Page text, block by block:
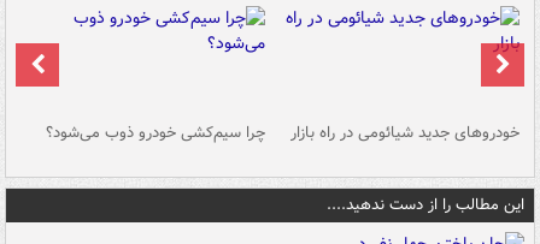
خودروهای جدید شیائومی در راه بازار چرا سیم‌کشی خودرو ذوب می‌شود؟
این مطالب را از دست ندهید....